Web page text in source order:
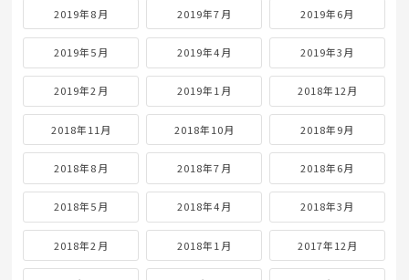
2019年8月 2019年7月 2019年6月
2019年5月 2019年4月 2019年3月
2019年2月 2019年1月 2018年12月
2018年11月 2018年10月 2018年9月
2018年8月 2018年7月 2018年6月
2018年5月 2018年4月 2018年3月
2018年2月 2018年1月 2017年12月